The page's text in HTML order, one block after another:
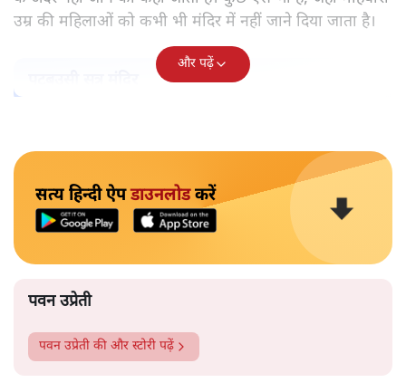
उसके पीछे पुरुषवादी मानसिकता नहीं है जो महिलाओं को कमतर
महिलाओं को नहीं घुसने दिया जाता है। बड़े ऐसे कई मंदिर हैं, जहां
ऐसा होता है। कुछ मंदिर ऐसे हैं जहां माहवारी के दौरान उन्हें मंदिर
के अंदर नहीं जाने को कहा जाता है। कुछ ऐसे भी हैं, जहां माहवारी
उम्र की महिलाओं को कभी भी मंदिर में नहीं जाने दिया जाता है।
पटबउसी सत्र मंदिर